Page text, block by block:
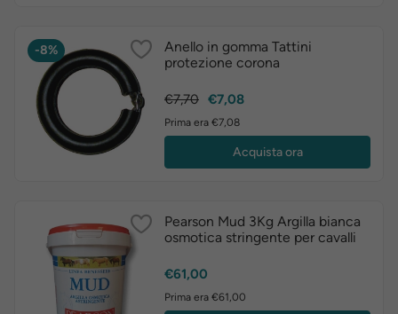
-8%
Anello in gomma Tattini
protezione corona
Prezzo
€7,70 Prezzo
€7,08
Prima era €7,08
Acquista ora
Pearson Mud 3Kg Argilla bianca
osmotica stringente per cavalli
Prezzo
€61,00
Prima era €61,00